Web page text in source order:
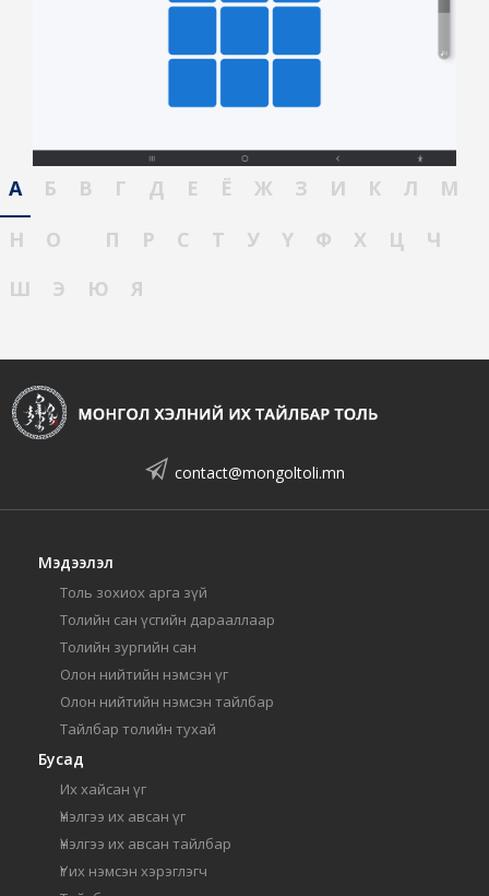
А Б В Г Д Е Ё Ж З И К Л
М
Н
О П Р С Т У Ү Ф Х Ц
Ч
Ш
Э Ю Я
contact@mongoltoli.mn
Мэдээлэл
Толь зохиох арга зүй
Толийн сан үсгийн дарааллаар
Толийн зургийн сан
Олон нийтийн нэмсэн үг
Олон нийтийн нэмсэн тайлбар
Тайлбар толийн тухай
Бусад
Их хайсан үг
Үнэлгээ их авсан үг
Үнэлгээ их авсан тайлбар
Үг их нэмсэн хэрэглэгч